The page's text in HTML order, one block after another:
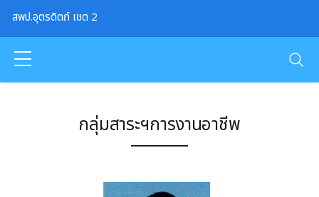
สพป.อุตรดิตถ์ เชต 2
กลุ่มสาระฯการงานอาชีพ